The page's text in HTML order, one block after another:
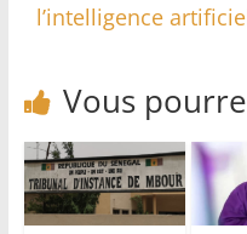
l’intelligence
Vous